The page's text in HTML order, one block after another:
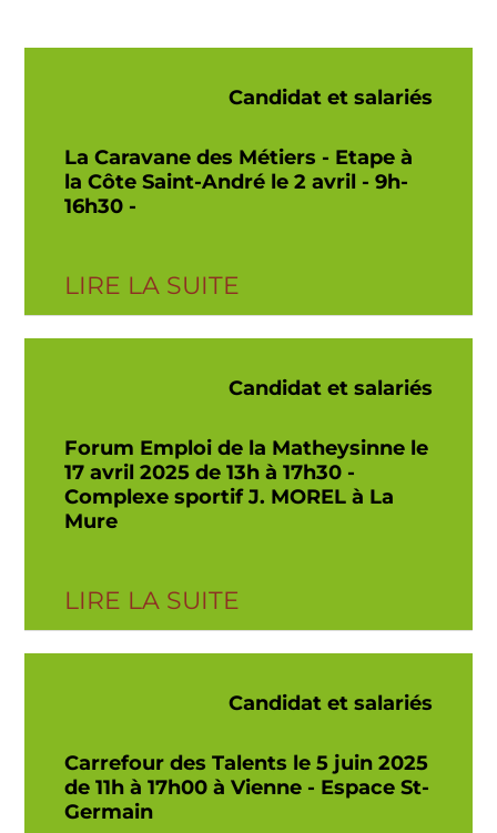
Candidat et salariés
La Caravane des Métiers - Etape à
la Côte Saint-André le 2 avril - 9h-
16h30 -
LIRE LA SUITE
Candidat et salariés
Forum Emploi de la Matheysinne le
17 avril 2025 de 13h à 17h30 -
Complexe sportif J. MOREL à La
Mure
LIRE LA SUITE
Candidat et salariés
Carrefour des Talents le 5 juin 2025
de 11h à 17h00 à Vienne - Espace St-
Germain